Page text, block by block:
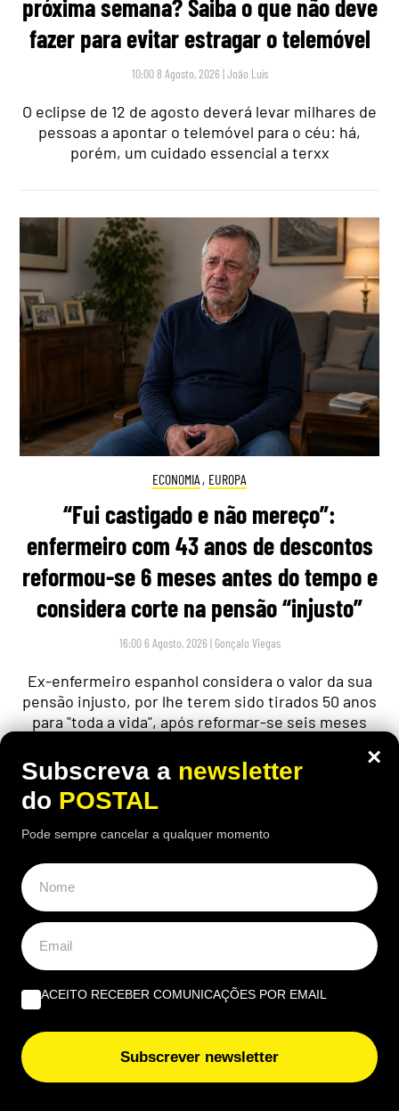
próxima semana? Saiba o que não deve
fazer para evitar estragar o telemóvel
10:00 8 Agosto, 2026 |João Luís
O eclipse de 12 de agosto deverá levar milhares de
pessoas a apontar o telemóvel para o céu: há,
porém, um cuidado essencial a terxx
ECONOMIA , EUROPA
“Fui castigado e não mereço”:
enfermeiro com 43 anos de descontos
reformou-se 6 meses antes do tempo e
considera corte na pensão “injusto”
16:00 6 Agosto, 2026 | Gonçalo Viegas
Ex-enfermeiro espanhol considera o valor da sua
pensão injusto, por lhe terem sido tirados 50 anos
para "toda a vida", após reformar-se seis meses
×
Subscreva a newsletter
do POSTAL
Pode sempre cancelar a qualquer momento
ACEITO RECEBER COMUNICAÇÕES POR EMAIL
Subscrever newsletter